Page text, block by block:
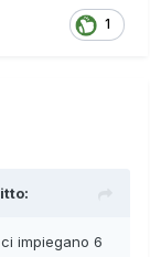
1
impiegano 6